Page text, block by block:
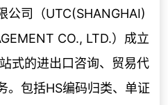
公司（UTC(SHANGHAI)
CO., LTD.）成立
式的进出口咨询、贸易代
。包括HS编码归类、单证